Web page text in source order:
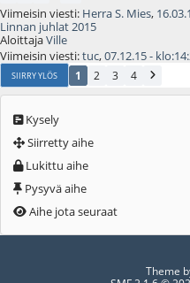
Viimeisin viesti: Herra S. Mies,
Linnan juhlat 2015
AloittajaVille
Viimeisin viesti:tuc,07.12.15 -
SIIRRY YLÖS 1 2 3 4
Kysely
Siirretty aihe
Lukittu aihe
Pysyvä aihe
Aihe jota seuraat
Theme